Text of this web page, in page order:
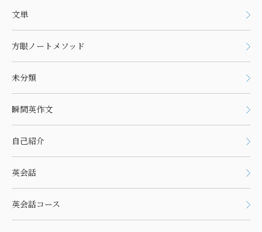
文単
方眼ノートメソッド
未分類
瞬間英作文
自己紹介
英会話
英会話コース